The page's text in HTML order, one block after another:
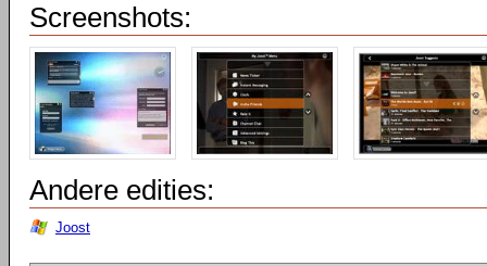
Screenshots:
Andere edities:
Joost